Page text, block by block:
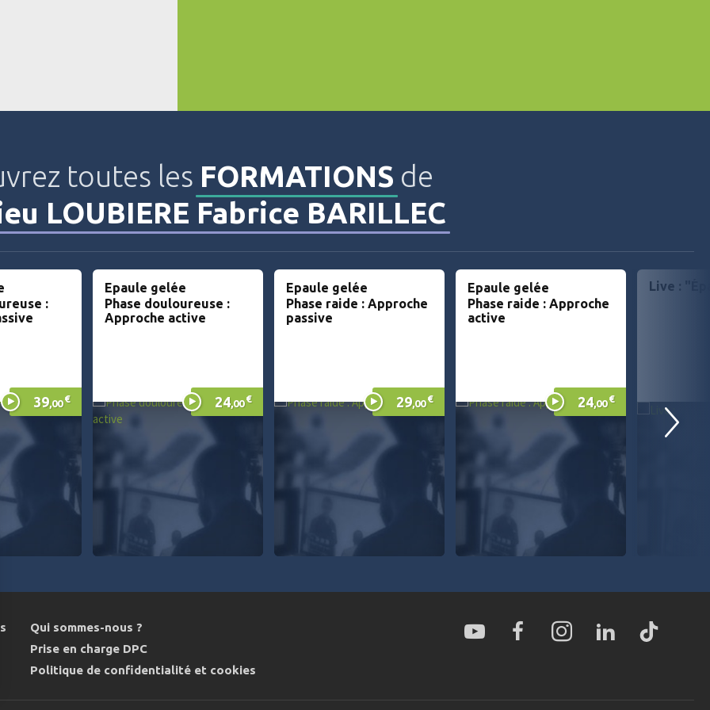
toutes les FORMATIONS de
LOUBIERE Fabrice BARILLEC
:
39,00€
Epaule gelée
Phase douloureuse :
Approche active
24,00€
Epaule gelée
Phase raide : Approche
passive
29,00€
Epaule gelée
Phase raide : Approche
active
24,00€
Live :
Qui sommes-nous ?
Prise en charge DPC
Politique de confidentialité et cookies